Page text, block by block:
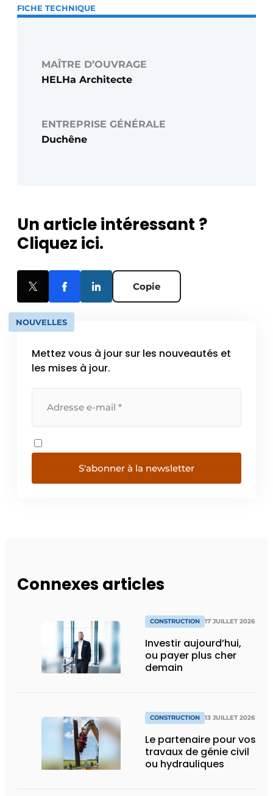
FICHE TECHNIQUE
MAÎTRE D’OUVRAGE
HELHa Architecte
ENTREPRISE GÉNÉRALE
Duchêne
Un article intéressant ?
Cliquez ici.
Copie
NOUVELLES
Mettez vous à jour sur les nouveautés et
les mises à jour.
S'abonner à la newsletter
Connexes articles
CONSTRUCTION 17 JUILLET 2026
Investir aujourd’hui,
ou payer plus cher
demain
CONSTRUCTION 13 JUILLET 2026
Le partenaire pour vos
travaux de génie civil
ou hydrauliques